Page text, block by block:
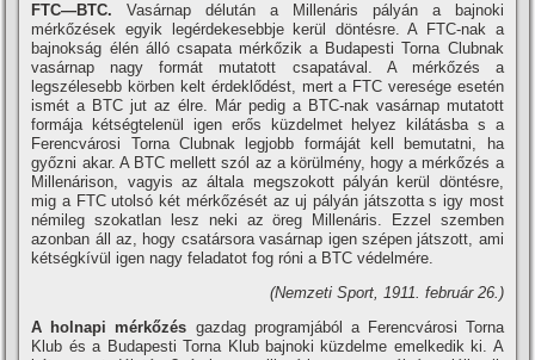
FTC—BTC. Vasárnap délután a Millenáris pályán a bajnoki
mérkőzések egyik legérdekesebbje kerül döntésre. A FTC-nak a
bajnokság élén álló csapata mérkőzik a Budapesti Torna Clubnak
vasárnap nagy formát mutatott csapatával. A mérkőzés a
legszélesebb körben kelt érdeklődést, mert a FTC veresége esetén
ismét a BTC jut az élre. Már pedig a BTC-nak vasárnap mutatott
formája kétségtelenül igen erős küzdelmet helyez kilátásba s a
Ferencvárosi Torna Clubnak legjobb formáját kell bemutatni, ha
győzni akar. A BTC mellett szól az a körülmény, hogy a mérkőzés a
Millenárison, vagyis az általa megszokott pályán kerül döntésre,
mig a FTC utolsó két mérkőzését az uj pályán játszotta s igy most
némileg szokatlan lesz neki az öreg Millenáris. Ezzel szemben
azonban áll az, hogy csatársora vasárnap igen szépen játszott, ami
kétségkí­vül igen nagy feladatot fog róni a BTC védelmére.
(Nemzeti Sport, 1911. február 26.)
A holnapi mérkőzés gazdag programjából a Ferencvárosi Torna
Klub és a Budapesti Torna Klub bajnoki küzdelme emelkedik ki. A